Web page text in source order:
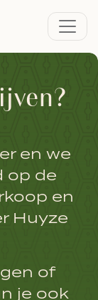
en we
op de
en
Huyze
of
je ook